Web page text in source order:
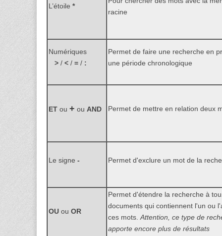
L’étoile *
racine
Numériques
> / < / = / :
Permet de faire une recherche en
une période chronologique
ET ou + ou AND Permet de mettre en relation deux
Le signe - Permet d'exclure un mot de la
OU ou OR
Permet d'étendre la recherche à
documents qui contiennent l'un ou
ces mots. Attention, ce type de
apporte encore plus de résultats